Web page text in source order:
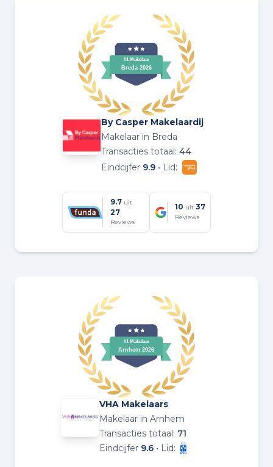
By Casper Makelaardij
Makelaar in Breda
Transacties totaal:44
Eindcijfer 9.9 • Lid:
9.7 uit
27
Reviews
10 uit 37
Reviews
VHA Makelaars
Makelaar in Arnhem
Transacties totaal: 71
Eindcijfer 9.6 • Lid: